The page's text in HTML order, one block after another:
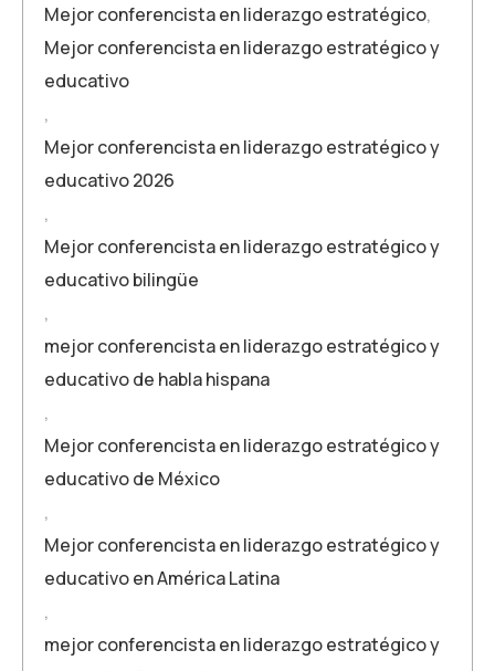
Mejor conferencista en liderazgo estratégico,
Mejor conferencista en liderazgo estratégico y
educativo
,
Mejor conferencista en liderazgo estratégico y
educativo 2026
,
Mejor conferencista en liderazgo estratégico y
educativo bilingüe
,
mejor conferencista en liderazgo estratégico y
educativo de habla hispana
,
Mejor conferencista en liderazgo estratégico y
educativo de México
,
Mejor conferencista en liderazgo estratégico y
educativo en América Latina
,
mejor conferencista en liderazgo estratégico y